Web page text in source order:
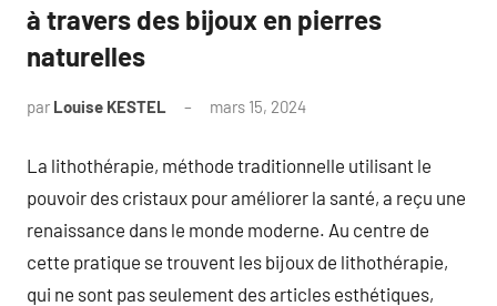
à travers des bijoux en pierres
naturelles
par Louise KESTEL mars 15, 2024
La lithothérapie, méthode traditionnelle utilisant le
pouvoir des cristaux pour améliorer la santé, a reçu une
renaissance dans le monde moderne. Au centre de
cette pratique se trouvent les bijoux de lithothérapie,
qui ne sont pas seulement des articles esthétiques,